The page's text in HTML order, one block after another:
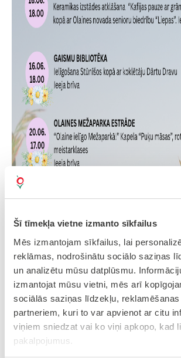
Šī tīmekļa vietne izmanto sīkfailus
Mēs izmantojam sīkfailus, lai
reklāmas, nodrošinātu sociālo saziņas
un analizētu mūsu datplūsmu.
izmantojat mūsu vietni, mēs arī
sociālās saziņas līdzekļu,
partneriem, kuri to var apvienot ar citu
viņiem sniedzat vai ko viņi apkopo, kad
pakalpojumus.